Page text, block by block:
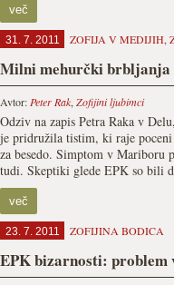
več
31. 7. 2011 ZOFIJA V MEDIJIH,
Milni mehurčki brbljanja
Avtor: Peter Rak, Zofijini ljubimci
Odziv na zapis Petra Raka v
je pridružila tistim, ki raje
za besedo. Simptom v Mariboru
tudi. Skeptiki glede EPK so bili
več
23. 7. 2011 ZOFIJINA BODICA
EPK bizarnosti: problem